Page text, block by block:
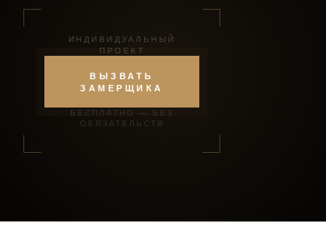
ИНДИВИДУАЛЬНЫЙ
ПРОЕКТ
ВЫЗВАТЬ
ЗАМЕРЩИКА
БЕСПЛАТНО — БЕЗ
ОБЯЗАТЕЛЬСТВ